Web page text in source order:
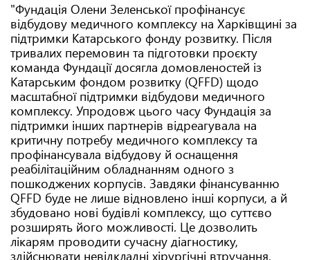
"Фундація Олени Зеленської профінансує
відбудову медичного комплексу на Харківщині за
підтримки Катарського фонду розвитку. Після
тривалих перемовин та підготовки проєкту
команда Фундації досягла домовленостей із
Катарським фондом розвитку (QFFD) щодо
масштабної підтримки відбудови медичного
комплексу. Упродовж цього часу Фундація за
підтримки інших партнерів відреагувала на
критичну потребу медичного комплексу та
профінансувала відбудову й оснащення
реабілітаційним обладнанням одного з
пошкоджених корпусів. Завдяки фінансуванню
QFFD буде не лише відновлено інші корпуси, а й
збудовано нові будівлі комплексу, що суттєво
розширять його можливості. Це дозволить
лікарям проводити сучасну діагностику,
здійснювати невідкладні хірургічні втручання,